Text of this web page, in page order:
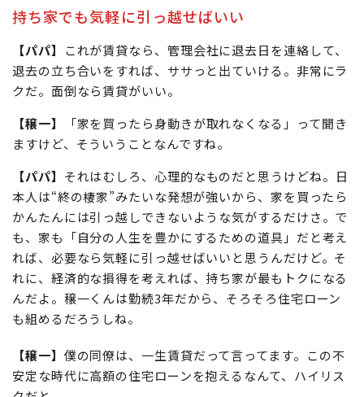
持ち家でも気軽に引っ越せばいい
【パパ】
これが賃貸なら、管理会社に退去日を連絡して、
退去の立ち合いをすれば、ササっと出ていける。非常にラ
クだ。面倒なら賃貸がいい。
【穣一】
「家を買ったら身動きが取れなくなる」って聞き
ますけど、そういうことなんですね。
【パパ】 それはむしろ、心理的なものだと思うけどね。日
本人は“終の棲家”みたいな発想が強いから、家を買ったら
かんたんには引っ越しできないような気がするだけさ。で
も、家も「自分の人生を豊かにするための道具」だと考え
れば、必要なら気軽に引っ越せばいいと思うんだけど。そ
れに、経済的な損得を考えれば、持ち家が最もトクになる
んだよ。穣一くんは勤続3年だから、そろそろ住宅ローン
も組めるだろうしね。